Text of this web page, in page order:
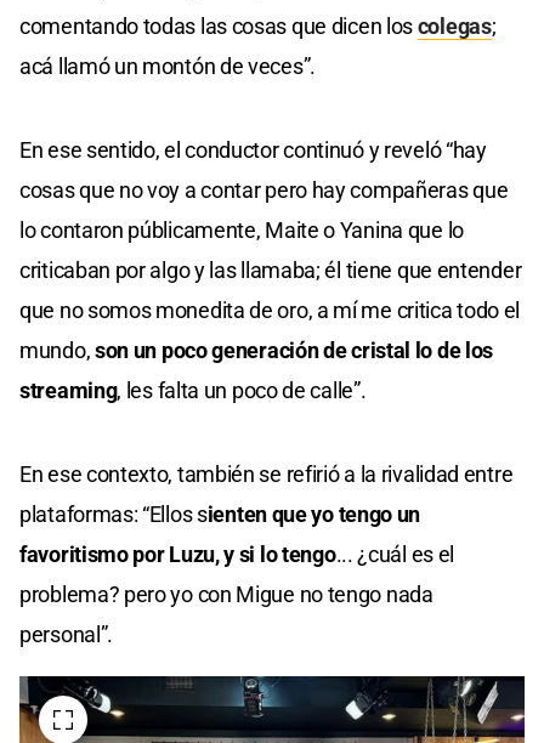
comentando todas las cosas que dicen loscolegas;
acá llamó un montón de veces”.
En ese sentido, el conductor continuó y reveló “hay
cosas que no voy a contar pero hay compañeras que
lo contaron públicamente, Maite o Yanina que lo
criticaban por algo y las llamaba; él tiene que entender
que no somos monedita de oro, a mí me critica todo el
mundo,son un poco generación de cristal lo de los
streaming, les falta un poco de calle”.
En ese contexto, también se refirió a la rivalidad entre
plataformas: “Ellos sienten que yo tengo un
favoritismo por Luzu, y si lo tengo... ¿cuál es el
problema? pero yo con Migue no tengo nada
personal”.